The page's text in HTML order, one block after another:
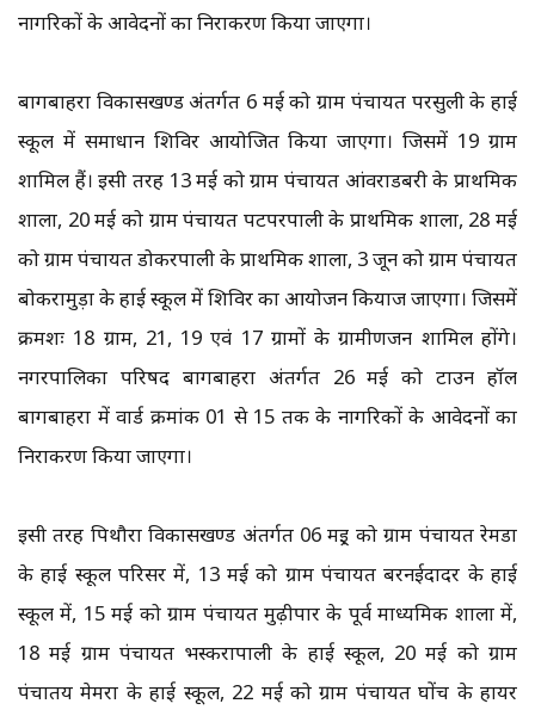
नागरिकों के आवेदनों का निराकरण किया जाएगा।
बागबाहरा विकासखण्ड अंतर्गत 6 मई को ग्राम पंचायत परसुली के हाई
स्कूल में समाधान शिविर आयोजित किया जाएगा। जिसमें 19 ग्राम
शामिल हैं। इसी तरह 13 मई को ग्राम पंचायत आंवराडबरी के प्राथमिक
शाला, 20 मई को ग्राम पंचायत पटपरपाली के प्राथमिक शाला, 28 मई
को ग्राम पंचायत डोकरपाली के प्राथमिक शाला, 3 जून को ग्राम पंचायत
बोकरामुड़ा के हाई स्कूल में शिविर का आयोजन कियाज जाएगा। जिसमें
क्रमशः 18 ग्राम, 21, 19 एवं 17 ग्रामों के ग्रामीणजन शामिल होंगे।
नगरपालिका परिषद बागबाहरा अंतर्गत 26 मई को टाउन हॉल
बागबाहरा में वार्ड क्रमांक 01 से 15 तक के नागरिकों के आवेदनों का
निराकरण किया जाएगा।
इसी तरह पिथौरा विकासखण्ड अंतर्गत 06 मइ्र को ग्राम पंचायत रेमडा
के हाई स्कूल परिसर में, 13 मई को ग्राम पंचायत बरनईदादर के हाई
स्कूल में, 15 मई को ग्राम पंचायत मुढ़ीपार के पूर्व माध्यमिक शाला में,
18 मई ग्राम पंचायत भस्करापाली के हाई स्कूल, 20 मई को ग्राम
पंचातय मेमरा के हाई स्कूल, 22 मई को ग्राम पंचायत घोंच के हायर